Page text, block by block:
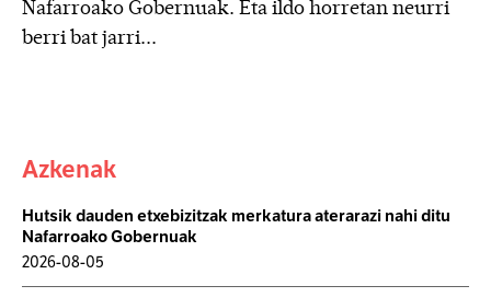
Nafarroako Gobernuak. Eta ildo horretan neurri
berri bat jarri...
Azkenak
Hutsik dauden etxebizitzak merkatura aterarazi nahi ditu
Nafarroako Gobernuak
2026-08-05